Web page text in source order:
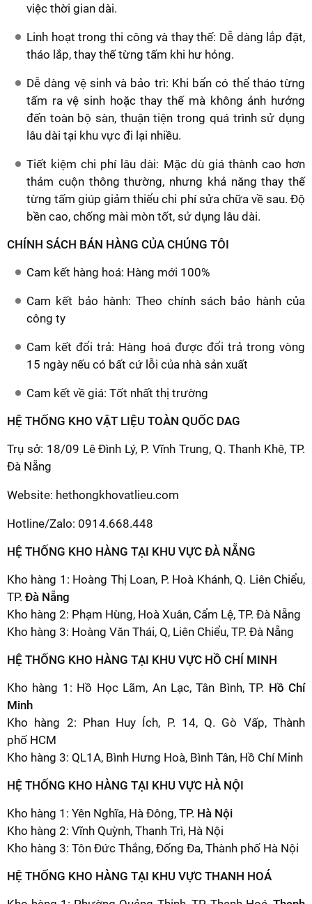
việc thời gian dài.
Linh hoạt trong thi công và thay thế: Dễ dàng lắp đặt,
tháo lắp, thay thế từng tấm khi hư hỏng.
Dễ dàng vệ sinh và bảo trì: Khi bẩn có thể tháo từng
tấm ra vệ sinh hoặc thay thế mà không ảnh hưởng
đến toàn bộ sàn, thuận tiện trong quá trình sử dụng
lâu dài tại khu vực đi lại nhiều.
Tiết kiệm chi phí lâu dài: Mặc dù giá thành cao hơn
thảm cuộn thông thường, nhưng khả năng thay thế
từng tấm giúp giảm thiểu chi phí sửa chữa về sau. Độ
bền cao, chống mài mòn tốt, sử dụng lâu dài.
CHÍNH SÁCH BÁN HÀNG CỦA CHÚNG TÔI
Cam kết hàng hoá: Hàng mới 100%
Cam kết bảo hành: Theo chính sách bảo hành của
công ty
Cam kết đổi trả: Hàng hoá được đổi trả trong vòng
15 ngày nếu có bất cứ lỗi của nhà sản xuất
Cam kết về giá: Tốt nhất thị trường
HỆ THỐNG KHO VẬT LIỆU TOÀN QUỐC DAG
Trụ sở: 18/09 Lê Đình Lý, P. Vĩnh Trung, Q. Thanh Khê, TP.
Đà Nẵng
Website: hethongkhovatlieu.com
Hotline/Zalo: 0914.668.448
HỆ THỐNG KHO HÀNG TẠI KHU VỰC ĐÀ NẴNG
Kho hàng 1: Hoàng Thị Loan, P. Hoà Khánh, Q. Liên Chiểu,
TP. Đà Nẵng
Kho hàng 2: Phạm Hùng, Hoà Xuân, Cẩm Lệ, TP. Đà Nẵng
Kho hàng 3: Hoàng Văn Thái, Q, Liên Chiểu, TP. Đà Nẵng
HỆ THỐNG KHO HÀNG TẠI KHU VỰC HỒ CHÍ MINH
Kho hàng 1: Hồ Học Lãm, An Lạc, Tân Bình, TP. Hồ Chí
Minh
Kho hàng 2: Phan Huy Ích, P. 14, Q. Gò Vấp, Thành
phố HCM
Kho hàng 3: QL1A, Bình Hưng Hoà, Bình Tân, Hồ Chí Minh
HỆ THỐNG KHO HÀNG TẠI KHU VỰC HÀ NỘI
Kho hàng 1: Yên Nghĩa, Hà Đông, TP. Hà Nội
Kho hàng 2: Vĩnh Quỳnh, Thanh Trì, Hà Nội
Kho hàng 3: Tôn Đức Thắng, Đống Đa, Thành phố Hà Nội
HỆ THỐNG KHO HÀNG TẠI KHU VỰC THANH HOÁ